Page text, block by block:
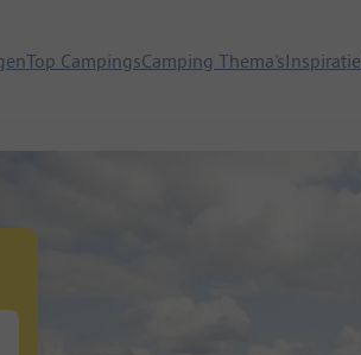
Top CampingsCamping Thema'sInspiratie